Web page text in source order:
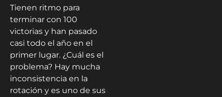
Tienen ritmo para
terminar con 100
victorias y han pasado
casi todo el año en el
primer lugar. ¿Cuál es el
problema? Hay mucha
inconsistencia en la
rotación y es uno de sus